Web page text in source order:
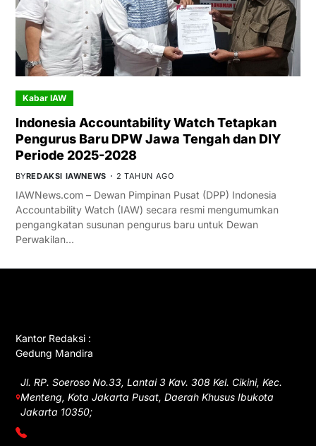
Kabar IAW
Indonesia Accountability Watch Tetapkan
Pengurus Baru DPW Jawa Tengah dan DIY
Periode 2025-2028
BYREDAKSI IAWNEWS 2 TAHUN AGO
IAWNews.com – Dewan Pimpinan Pusat (DPP) Indonesia
Accountability Watch (IAW) secara resmi mengumumkan
pengangkatan susunan pengurus baru untuk Dewan
Perwakilan…
Kantor Redaksi :
Gedung Mandira
Jl. RP. Soeroso No.33, Lantai 3 Kav. 308 Kel. Cikini, Kec.
Menteng, Kota Jakarta Pusat, Daerah Khusus Ibukota
Jakarta 10350;
(021) 3908026